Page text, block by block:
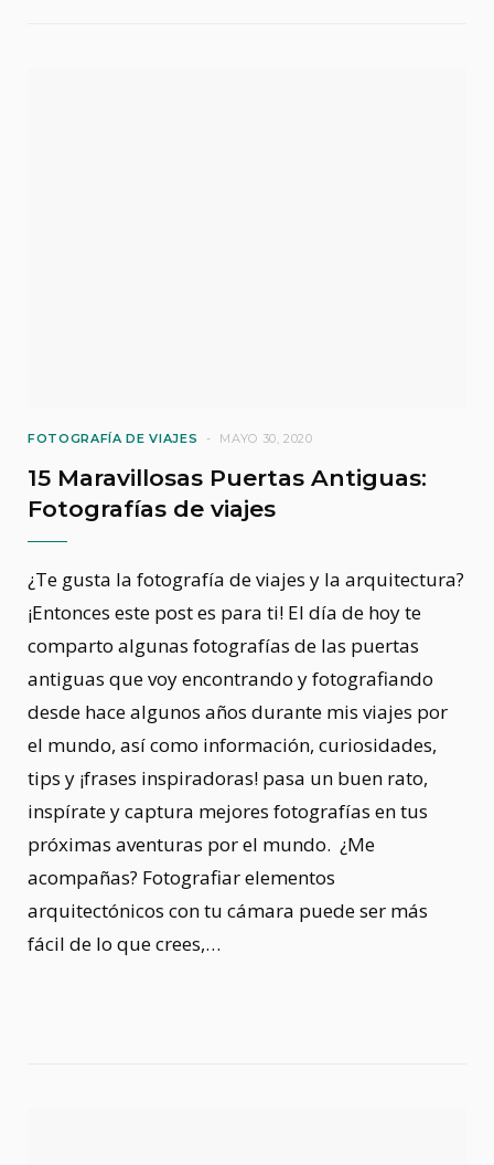
FOTOGRAFÍA DE VIAJES MAYO 30, 2020
15 Maravillosas Puertas Antiguas:
Fotografías de viajes
¿Te gusta la fotografía de viajes y la arquitectura?
¡Entonces este post es para ti! El día de hoy te
comparto algunas fotografías de las puertas
antiguas que voy encontrando y fotografiando
desde hace algunos años durante mis viajes por
el mundo, así como información, curiosidades,
tips y ¡frases inspiradoras! pasa un buen rato,
inspírate y captura mejores fotografías en tus
próximas aventuras por el mundo. ¿Me
acompañas? Fotografiar elementos
arquitectónicos con tu cámara puede ser más
fácil de lo que crees,…